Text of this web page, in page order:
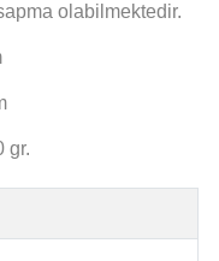
olabilmektedir.
gr.